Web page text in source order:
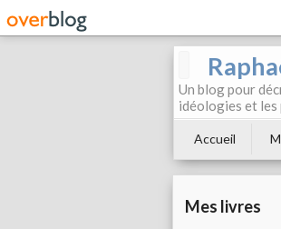
Un blog pour
idéologies et
Accueil
Mes livres